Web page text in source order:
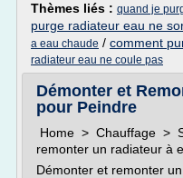
Thèmes liés : quand je
purge radiateur eau ne
a eau chaude / comment
radiateur eau ne coule pas
Démonter et
pour Peindre
Home > Chauffage >
remonter un radiateur à
Démonter et remonter